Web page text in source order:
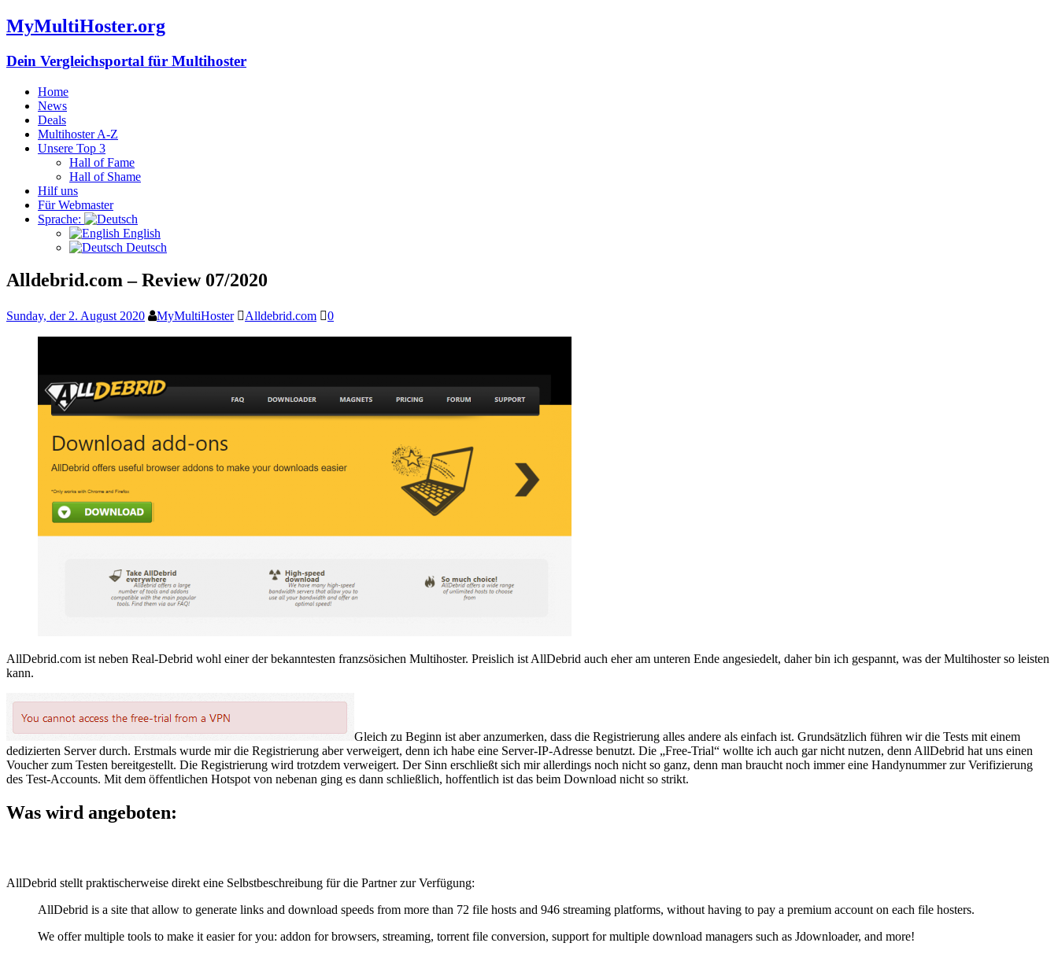
MyMultiHoster.org
Dein Vergleichsportal für Multihoster
Home
News
Deals
Multihoster A-Z
Unsere Top 3
Hall of Fame
Hall of Shame
Hilf uns
Für Webmaster
Sprache:
English
Deutsch
Alldebrid.com – Review 07/2020
Sunday, der 2. August 2020 MyMultiHoster Alldebrid.com 0
AllDebrid.com ist neben Real-Debrid wohl einer der bekanntesten franzsösichen Multihoster. Preislich ist AllDebrid auch eher am unteren Ende angesiedelt, daher bin ich gespannt, was der Multihoster so leisten
kann.
Gleich zu Beginn ist aber anzumerken, dass die Registrierung alles andere als einfach ist. Grundsätzlich führen wir die Tests mit einem
dedizierten Server durch. Erstmals wurde mir die Registrierung aber verweigert, denn ich habe eine Server-IP-Adresse benutzt. Die „Free-Trial“ wollte ich auch gar nicht nutzen, denn AllDebrid hat uns einen
Voucher zum Testen bereitgestellt. Die Registrierung wird trotzdem verweigert. Der Sinn erschließt sich mir allerdings noch nicht so ganz, denn man braucht noch immer eine Handynummer zur Verifizierung
des Test-Accounts. Mit dem öffentlichen Hotspot von nebenan ging es dann schließlich, hoffentlich ist das beim Download nicht so strikt.
Was wird angeboten:
AllDebrid stellt praktischerweise direkt eine Selbstbeschreibung für die Partner zur Verfügung:
AllDebrid is a site that allow to generate links and download speeds from more than 72 file hosts and 946 streaming platforms, without having to pay a premium account on each file hosters.
We offer multiple tools to make it easier for you: addon for browsers, streaming, torrent file conversion, support for multiple download managers such as Jdownloader, and more!